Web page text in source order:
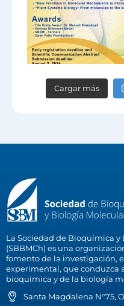
Cargar más
La Sociedad de Bioquímica
(SBBMCh) es una
fomento de la investigación,
experimental, que conduzca
bioquímica y de la biología
Santa Magdalena N°75,